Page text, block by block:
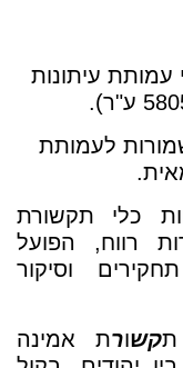
עמותת עיתונות
לעמותת
כלי תקשורת
רווח, הפועל
וסיקור
תקשורת אמינה